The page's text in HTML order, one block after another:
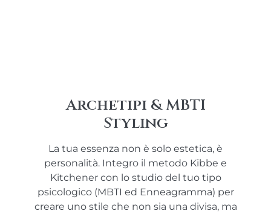
Archetipi & MBTI
Styling
La tua essenza non è solo estetica, è
personalità. Integro il metodo Kibbe e
Kitchener con lo studio del tuo tipo
psicologico (MBTI ed Enneagramma) per
creare uno stile che non sia una divisa, ma